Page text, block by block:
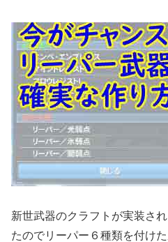
新世武器のクラフトが実装さ
たのでリーパー６種類を付け